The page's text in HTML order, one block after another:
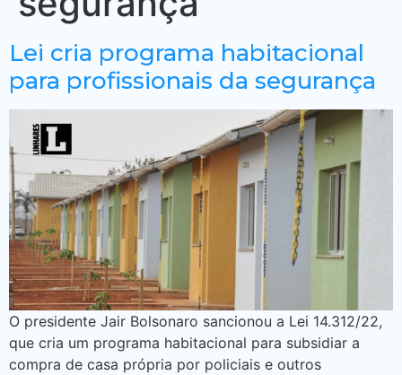
Lei cria programa habitacional
para profissionais da segurança
O presidente Jair Bolsonaro sancionou a Lei 14.312/22,
que cria um programa habitacional para subsidiar a
compra de casa própria por policiais e outros